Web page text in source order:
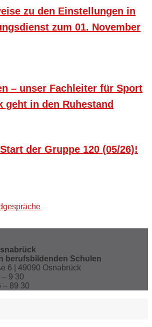
zu den Einstellungen in
zum 01. November
– unser Fachleiter für Sport
geht in den Ruhestand
der Gruppe 120 (05/26)!
berufsbildenden Schulen
6 | 49090 Osnabrück
– 9 30
– 89 30